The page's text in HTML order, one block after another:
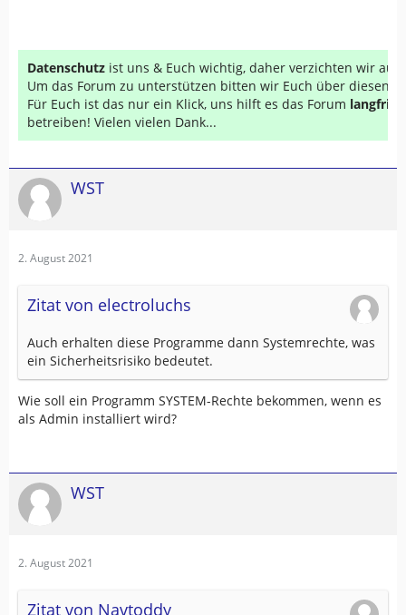
Datenschutz ist uns & Euch wichtig, daher verzichten wir auf
Um das Forum zu unterstützen bitten wir Euch über diesen
Für Euch ist das nur ein Klick, uns hilft es das Forum
betreiben! Vielen vielen Dank...
WST
2. August 2021
Zitat von electroluchs
Auch erhalten diese Programme dann Systemrechte, was
ein Sicherheitsrisiko bedeutet.
Wie soll ein Programm SYSTEM-Rechte bekommen, wenn es
als Admin installiert wird?
WST
2. August 2021
Zitat von Navtoddy